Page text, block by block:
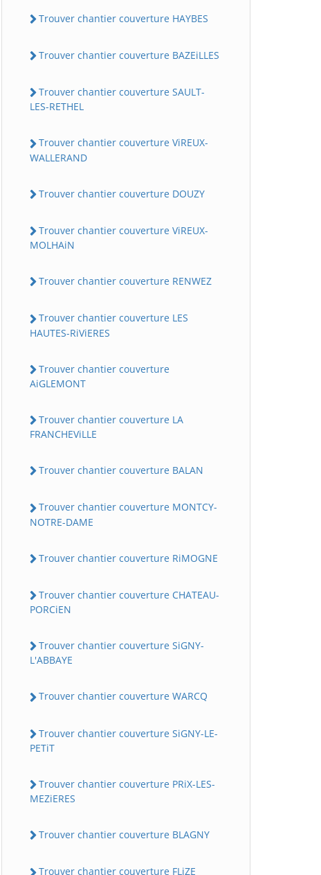
Trouver chantier couverture HAYBES
Trouver chantier couverture BAZEiLLES
Trouver chantier couverture SAULT-
LES-RETHEL
Trouver chantier couverture ViREUX-
WALLERAND
Trouver chantier couverture DOUZY
Trouver chantier couverture ViREUX-
MOLHAiN
Trouver chantier couverture RENWEZ
Trouver chantier couverture LES
HAUTES-RiViERES
Trouver chantier couverture
AiGLEMONT
Trouver chantier couverture LA
FRANCHEViLLE
Trouver chantier couverture BALAN
Trouver chantier couverture MONTCY-
NOTRE-DAME
Trouver chantier couverture RiMOGNE
Trouver chantier couverture CHATEAU-
PORCiEN
Trouver chantier couverture SiGNY-
L'ABBAYE
Trouver chantier couverture WARCQ
Trouver chantier couverture SiGNY-LE-
PETiT
Trouver chantier couverture PRiX-LES-
MEZiERES
Trouver chantier couverture BLAGNY
Trouver chantier couverture FLiZE